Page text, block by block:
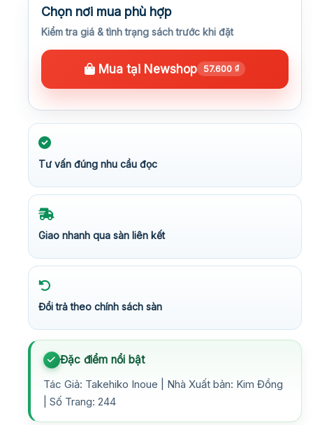
Chọn nơi mua phù hợp
Kiểm tra giá & tình trạng sách trước khi đặt
Mua tại Newshop 57.600 ₫
Tư vấn đúng nhu cầu đọc
Giao nhanh qua sàn liên kết
Đổi trả theo chính sách sàn
Đặc điểm nổi bật
Tác Giả: Takehiko Inoue | Nhà Xuất bản: Kim Đồng
| Số Trang: 244